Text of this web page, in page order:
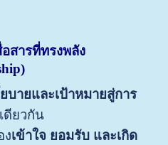
ารที่ทรงพลัง
บายและเป้าหมายสู่การ
ดียวกัน
งเข้าใจ ยอมรับ และเกิด